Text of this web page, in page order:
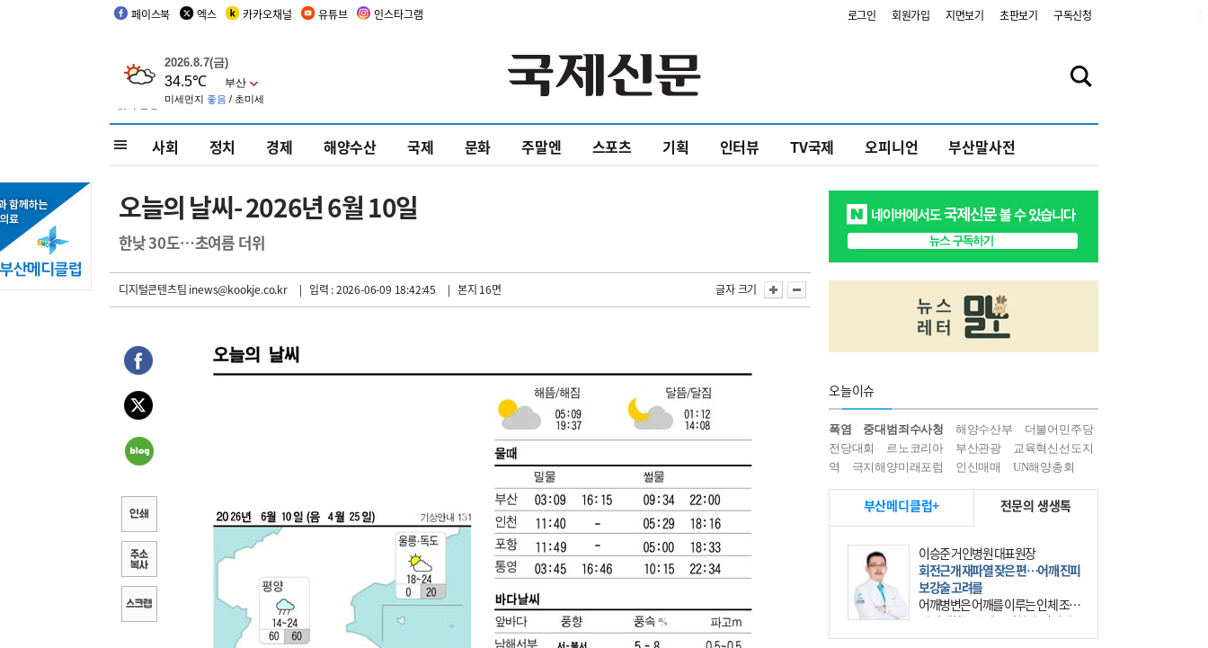
페이스북 엑스 카카오채널 유튜브 인스타그램 로그인 회원가입 지면보기 초판보기 구독신청
사회 정치 경제 해양수산 국제 문화 주말엔 스포츠 기획 인터뷰 TV국제 오피니언 부산말사전
오늘의 날씨- 2026년 6월 10일
한낮 30도…초여름 더위
디지털콘텐츠팀 inews@kookje.co.kr | 입력 : 2026-06-09 18:42:45 | 본지 16면 글자 크기
오늘이슈
폭염 중대범죄수사청 해양수산부
더불어민주당
전당대회
르노코리아 부산관광
교육혁신선도지
역
극지해양미래포럼 인신매매 UN해양총회
부산메디클럽+ 전문의 생생톡
이승준 거인병원 대표원장
회전근개 재파열 잦은 편…어깨 진피
보강술 고려를
어깨병변은 어깨를 이루는 인체 조직
에 발생하는 손상을 말한다. 여기에
는 오십견과 회전근개 증후군, 어깨